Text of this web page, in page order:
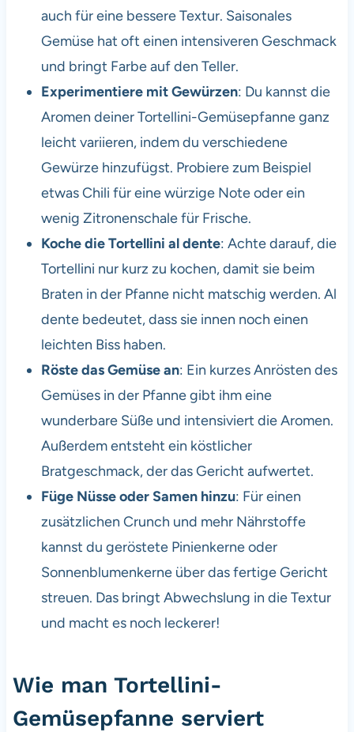
auch für eine bessere Textur. Saisonales
Gemüse hat oft einen intensiveren Geschmack
und bringt Farbe auf den Teller.
Experimentiere mit Gewürzen: Du kannst die
Aromen deiner Tortellini-Gemüsepfanne ganz
leicht variieren, indem du verschiedene
Gewürze hinzufügst. Probiere zum Beispiel
etwas Chili für eine würzige Note oder ein
wenig Zitronenschale für Frische.
Koche die Tortellini al dente: Achte darauf, die
Tortellini nur kurz zu kochen, damit sie beim
Braten in der Pfanne nicht matschig werden. Al
dente bedeutet, dass sie innen noch einen
leichten Biss haben.
Röste das Gemüse an: Ein kurzes Anrösten des
Gemüses in der Pfanne gibt ihm eine
wunderbare Süße und intensiviert die Aromen.
Außerdem entsteht ein köstlicher
Bratgeschmack, der das Gericht aufwertet.
Füge Nüsse oder Samen hinzu: Für einen
zusätzlichen Crunch und mehr Nährstoffe
kannst du geröstete Pinienkerne oder
Sonnenblumenkerne über das fertige Gericht
streuen. Das bringt Abwechslung in die Textur
und macht es noch leckerer!
Wie man Tortellini-
Gemüsepfanne serviert